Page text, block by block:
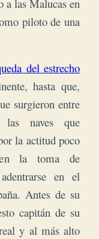
a las Malucas en
piloto de una
del estrecho
hasta que,
surgieron entre
las naves que
la actitud poco
en la toma de
en el
Antes de su
capitán de su
y al más alto